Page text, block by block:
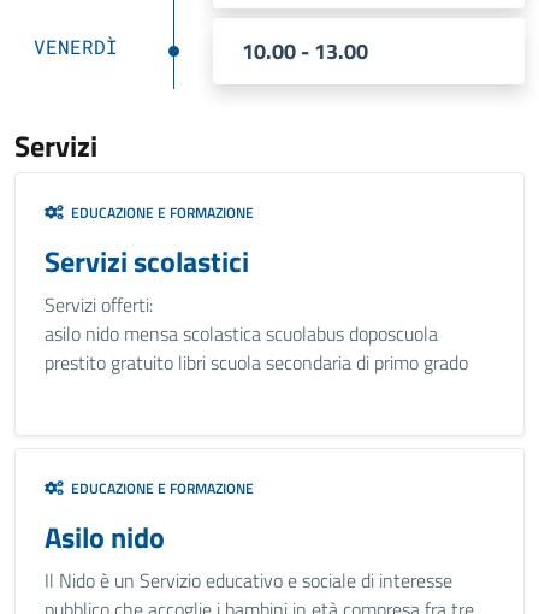
VENERDÌ 10.00 - 13.00
Servizi
EDUCAZIONE E FORMAZIONE
Servizi scolastici
Servizi offerti:
asilo nido mensa scolastica scuolabus doposcuola
prestito gratuito libri scuola secondaria di primo grado
EDUCAZIONE E FORMAZIONE
Asilo nido
Il Nido è un Servizio educativo e sociale di interesse